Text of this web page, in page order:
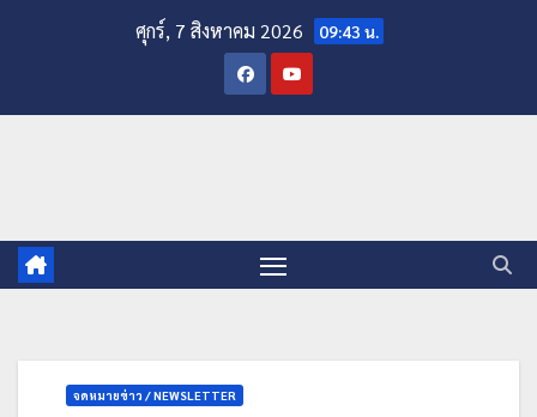
ศุกร์, 7 สิงหาคม 2026 09:43 น.
จดหมายข่าว / NEWSLETTER